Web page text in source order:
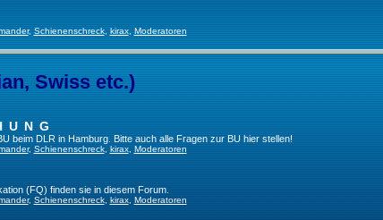
, Schienenschreck, kirax, Moderatoren
Swiss etc.)
beim DLR in Hamburg. Bitte auch alle Fragen zur BU hier stellen!
, Schienenschreck, kirax, Moderatoren
(FQ) finden sie in diesem Forum.
, Schienenschreck, kirax, Moderatoren